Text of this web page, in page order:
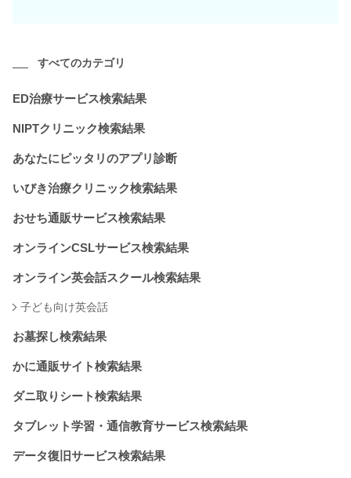
すべてのカテゴリ
ED治療サービス検索結果
NIPTクリニック検索結果
あなたにピッタリのアプリ診断
いびき治療クリニック検索結果
おせち通販サービス検索結果
オンラインCSLサービス検索結果
オンライン英会話スクール検索結果
子ども向け英会話
お墓探し検索結果
かに通販サイト検索結果
ダニ取りシート検索結果
タブレット学習・通信教育サービス検索結果
データ復旧サービス検索結果